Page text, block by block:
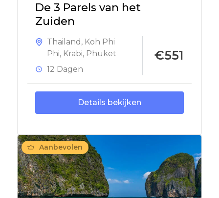
De 3 Parels van het
Zuiden
Thailand , Koh Phi
Phi, Krabi, Phuket
12 Dagen
€551
Details bekijken
Aanbevolen